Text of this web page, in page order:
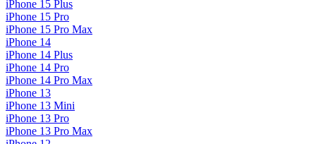
iPhone 15 Plus
iPhone 15 Pro
iPhone 15 Pro Max
iPhone 14
iPhone 14 Plus
iPhone 14 Pro
iPhone 14 Pro Max
iPhone 13
iPhone 13 Mini
iPhone 13 Pro
iPhone 13 Pro Max